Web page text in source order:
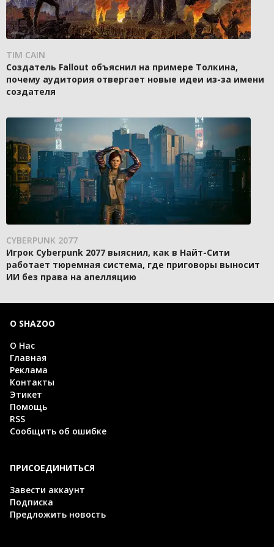
TIM CAIN
Создатель Fallout объяснил на примере Толкина,
почему аудитория отвергает новые идеи из-за имени
создателя
CYBERPUNK 2077
Игрок Cyberpunk 2077 выяснил, как в Найт-Сити
работает тюремная система, где приговоры выносит
ИИ без права на апелляцию
О SHAZOO
О Нас
Главная
Реклама
Контакты
Этикет
Помощь
RSS
Сообщить об ошибке
ПРИСОЕДИНИТЬСЯ
Завести аккаунт
Подписка
Предложить новость